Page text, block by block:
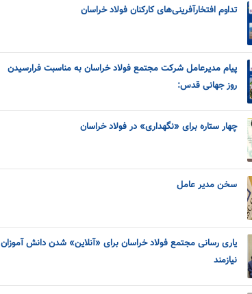
تداوم افتخارآفرینی‌های کارکنان فولاد خراسان
پیام مدیرعامل شرکت مجتمع فولاد خراسان به مناسبت فرارسیدن
روز جهانی قدس:
چهار ستاره برای «نگهداری» در فولاد خراسان
سخن مدیر عامل
یاری رسانی مجتمع فولاد خراسان برای «آنلاین» شدن دانش آموزان
نیازمند